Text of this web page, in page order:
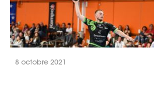
8 octobre 2021